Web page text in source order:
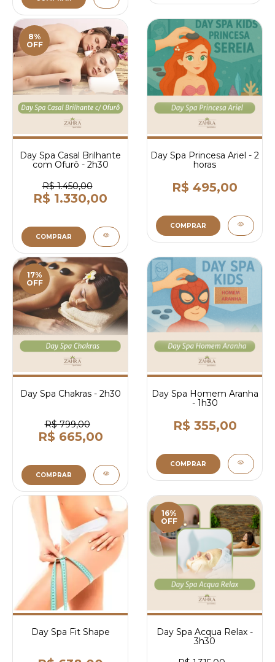
8%
OFF
Day Spa Casal Brilhante
com Ofurô - 2h30
R$ 1.450,00
R$ 1.330,00
COMPRAR
Day Spa Princesa Ariel - 2
horas
R$ 495,00
COMPRAR
17%
OFF
Day Spa Chakras - 2h30
R$ 799,00
R$ 665,00
COMPRAR
Day Spa Homem Aranha
- 1h30
R$ 355,00
COMPRAR
Day Spa Fit Shape
16%
OFF
Day Spa Acqua Relax -
3h30